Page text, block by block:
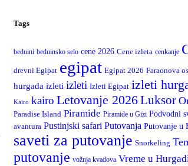
Tags
beduini beduinsko selo cene 2026 Cene izleta cenkanje
drevni Egipat egipat Egipat 2026 Faraonova
hurgada izleti izleti Izleti Egipat izleti
Kairo kairo Letovanje 2026Luksor
Paradise Island Piramide Piramide u Gizi Podvodni
avantura Pustinjski safari Putovanja Putovanje u
saveti za putovanje Snorkeling
putovanje vožnja kvadova Vreme u